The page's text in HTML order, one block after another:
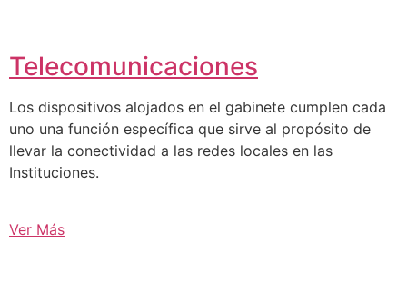
Telecomunicaciones
Los dispositivos alojados en el gabinete cumplen cada
uno una función específica que sirve al propósito de
llevar la conectividad a las redes locales en las
Instituciones.
Ver Más